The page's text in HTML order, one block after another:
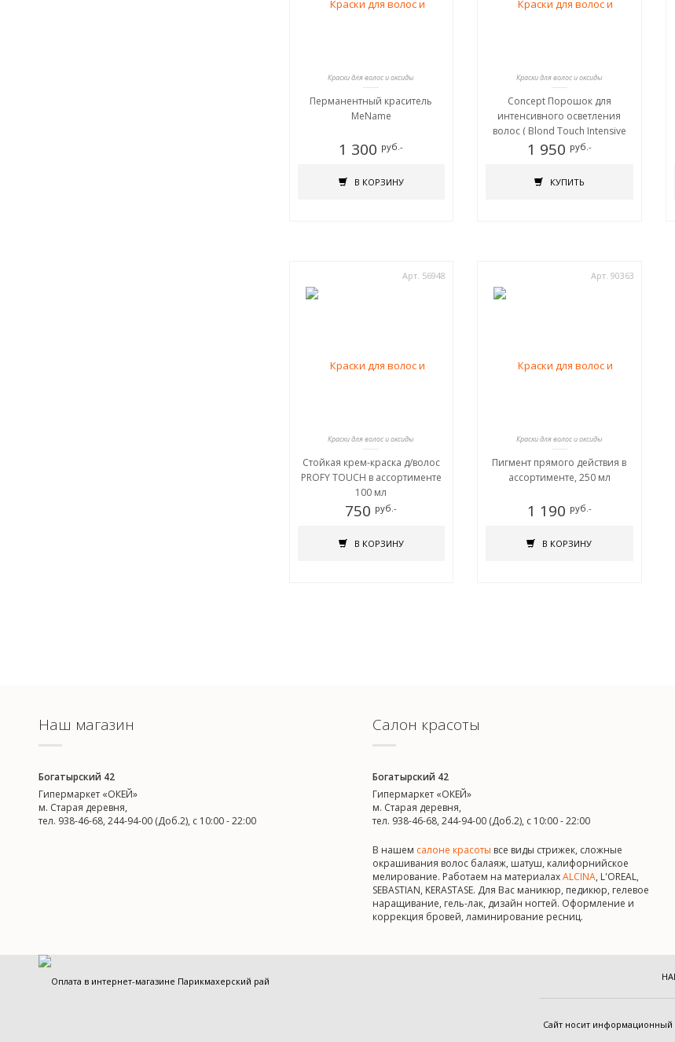
Краски для волос и оксиды
Перманентный краситель
MeName
1 300 руб.-
В КОРЗИНУ
Краски для волос и оксиды
Concept Порошок для
интенсивного осветления
волос ( Blond Touch Intensive
White lightening powder ) PURE
1 950 руб.-
КУПИТЬ
Арт. 56948
Краски для волос и оксиды
Стойкая крем-краска д/волос
PROFY TOUCH в ассортименте
100 мл
750 руб.-
В КОРЗИНУ
Арт. 90363
Краски для волос и оксиды
Пигмент прямого действия в
ассортименте, 250 мл
1 190 руб.-
В КОРЗИНУ
Наш магазин
Богатырский 42
Гипермаркет «ОКЕЙ»
м. Старая деревня,
тел. 938-46-68, 244-94-00 (Доб.2), c 10:00 - 22:00
Салон красоты
Богатырский 42
Гипермаркет «ОКЕЙ»
м. Старая деревня,
тел. 938-46-68, 244-94-00 (Доб.2), c 10:00 - 22:00
В нашем салоне красоты все виды стрижек, сложные
окрашивания волос балаяж, шатуш, калифорнийское
мелирование. Работаем на материалахALCINA, L'OREAL,
SEBASTIAN, KERASTASE. Для Вас маникюр, педикюр, гелевое
наращивание, гель-лак, дизайн ногтей. Оформление и
коррекция бровей, ламинирование ресниц.
Cайт носит информационный